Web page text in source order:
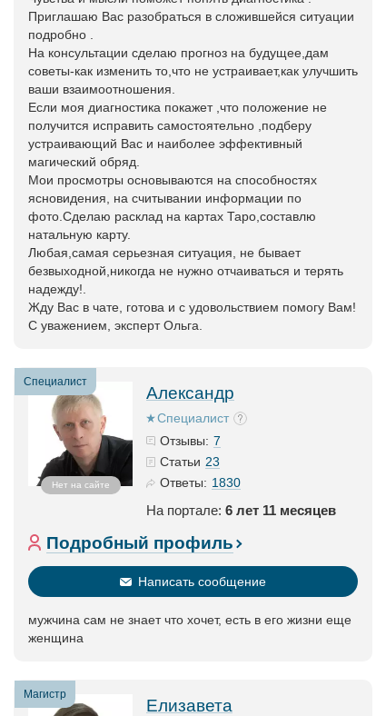
Приглашаю Вас разобраться в сложившейся ситуации
подробно .
На консультации сделаю прогноз на будущее,дам
советы-как изменить то,что не устраивает,как улучшить
ваши взаимоотношения.
Если моя диагностика покажет ,что положение не
получится исправить самостоятельно ,подберу
устраивающий Вас и наиболее эффективный
магический обряд.
Мои просмотры основываются на способностях
ясновидения, на считывании информации по
фото.Сделаю расклад на картах Таро,составлю
натальную карту.
Любая,самая серьезная ситуация, не бывает
безвыходной,никогда не нужно отчаиваться и терять
надежду!.
Жду Вас в чате, готова и с удовольствием помогу Вам!
С уважением, эксперт Ольга.
Специалист
Нет на сайте
Александр
Специалист
Отзывы: 7
Статьи 23
Ответы: 1830
На портале: 6 лет 11 месяцев
Подробный профиль
Написать сообщение
мужчина сам не знает что хочет, есть в его жизни еще
женщина
Магистр
Елизавета